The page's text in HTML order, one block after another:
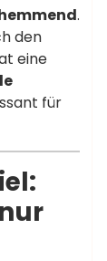
.
den
eine
für